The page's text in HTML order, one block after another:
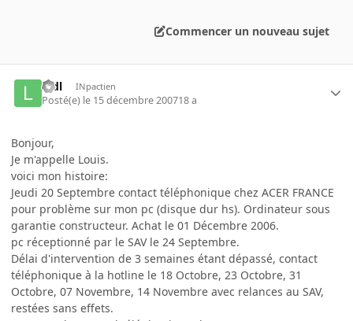
Commencer un nouveau sujet
lddl INpactien
Posté(e) le 15 décembre 200718 a
Bonjour,
Je m'appelle Louis.
voici mon histoire:
Jeudi 20 Septembre contact téléphonique chez ACER FRANCE
pour problème sur mon pc (disque dur hs). Ordinateur sous
garantie constructeur. Achat le 01 Décembre 2006.
pc réceptionné par le SAV le 24 Septembre.
Délai d'intervention de 3 semaines étant dépassé, contact
téléphonique à la hotline le 18 Octobre, 23 Octobre, 31
Octobre, 07 Novembre, 14 Novembre avec relances au SAV,
restées sans effets.